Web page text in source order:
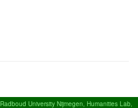
Radboud University Nijmegen, Humanities Lab,